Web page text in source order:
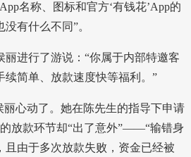
名称、图标和官方‘有钱花’App的
有什么不同”。
进行了游说：“你属于内部特邀客
续简单、放款速度快等福利。”
心动了。她在陈先生的指导下申请
放款环节却“出了意外”——“输错身
且由于多次放款失败，资金已经被